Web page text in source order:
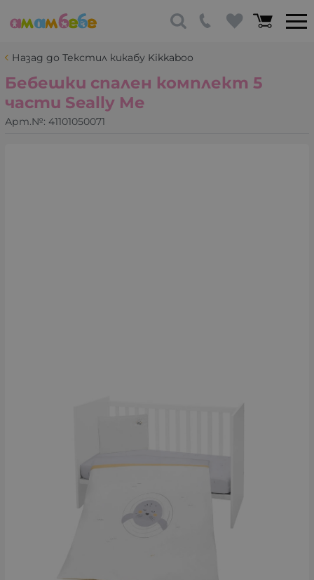
Назад до Текстил кикабу Kikkaboo
Бебешки спален комплект 5
части Seally Me
Арт.№: 41101050071